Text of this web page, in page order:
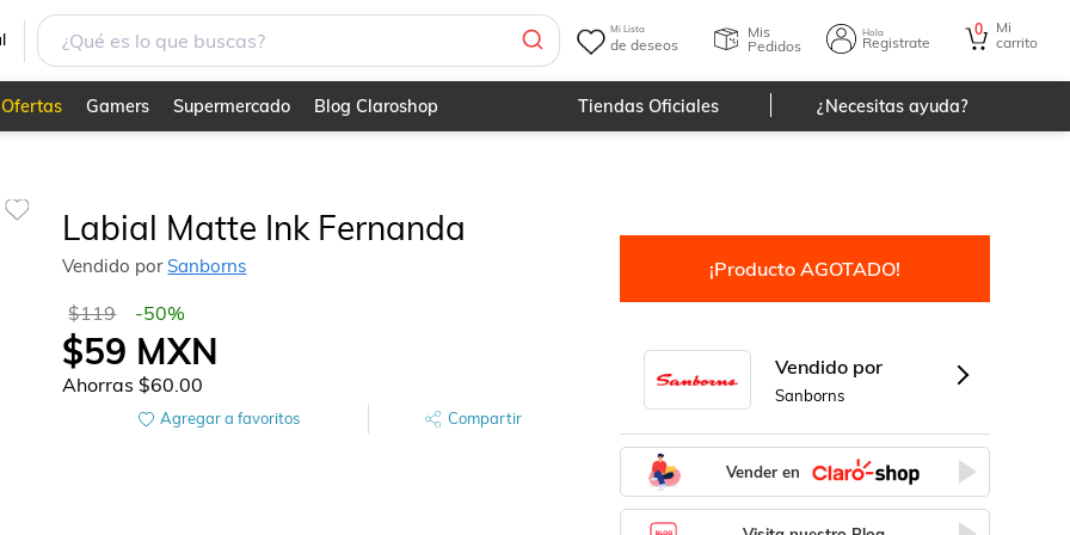
Mi Lista
de deseos
Mis
Pedidos
Hola
Registrate
0
Mi
carrito
Ofertas Gamers Supermercado Blog Claroshop Tiendas Oficiales ¿Necesitas ayuda?
Labial Matte Ink Fernanda
Vendido porSanborns
$119 -50%
$59 MXN
Ahorras$60.00
Agregar a favoritos Compartir
¡Producto AGOTADO!
Vendido por
Sanborns
Vender en